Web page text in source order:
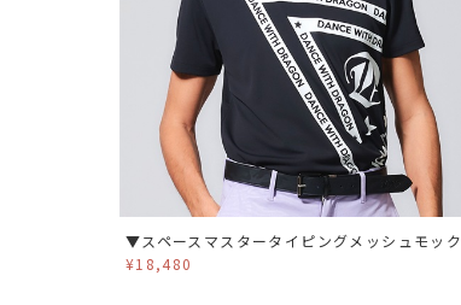
▼スペースマスタータイピングメッシュモック
¥18,480